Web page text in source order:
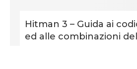
Hitman 3 – Guida ai
ed alle combinazioni